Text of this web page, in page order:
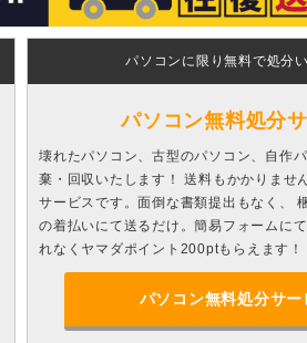
パソコンに限り無料で処分
パソコン無料処分
壊れたパソコン、古型のパソコン、自作
棄・回収いたします！ 送料もかかりませ
サービスです。面倒な書類提出もなく、
の着払いにて送るだけ。簡易フォームに
れなくヤマダポイント200ptもらえます！
パソコン無料処分サー